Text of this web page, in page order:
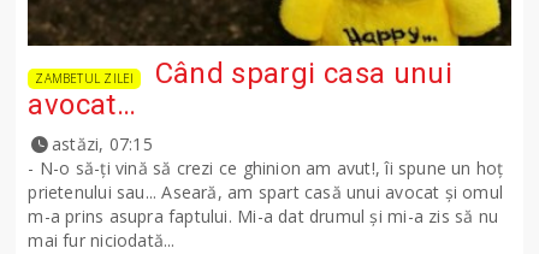
ZAMBETUL ZILEI
Când spargi casa unui
avocat…
astăzi, 07:15
- N-o să-ţi vină să crezi ce ghinion am avut!, îi spune un hoţ
prietenului sau... Aseară, am spart casă unui avocat şi omul
m-a prins asupra faptului. Mi-a dat drumul şi mi-a zis să nu
mai fur niciodată...